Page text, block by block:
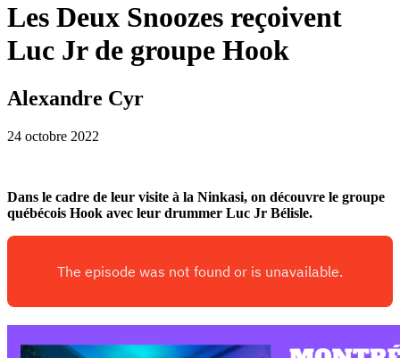
Les Deux Snoozes reçoivent
Luc Jr de groupe Hook
Alexandre Cyr
24 octobre 2022
Dans le cadre de leur visite à la Ninkasi, on découvre le groupe
québécois Hook avec leur drummer Luc Jr Bélisle.